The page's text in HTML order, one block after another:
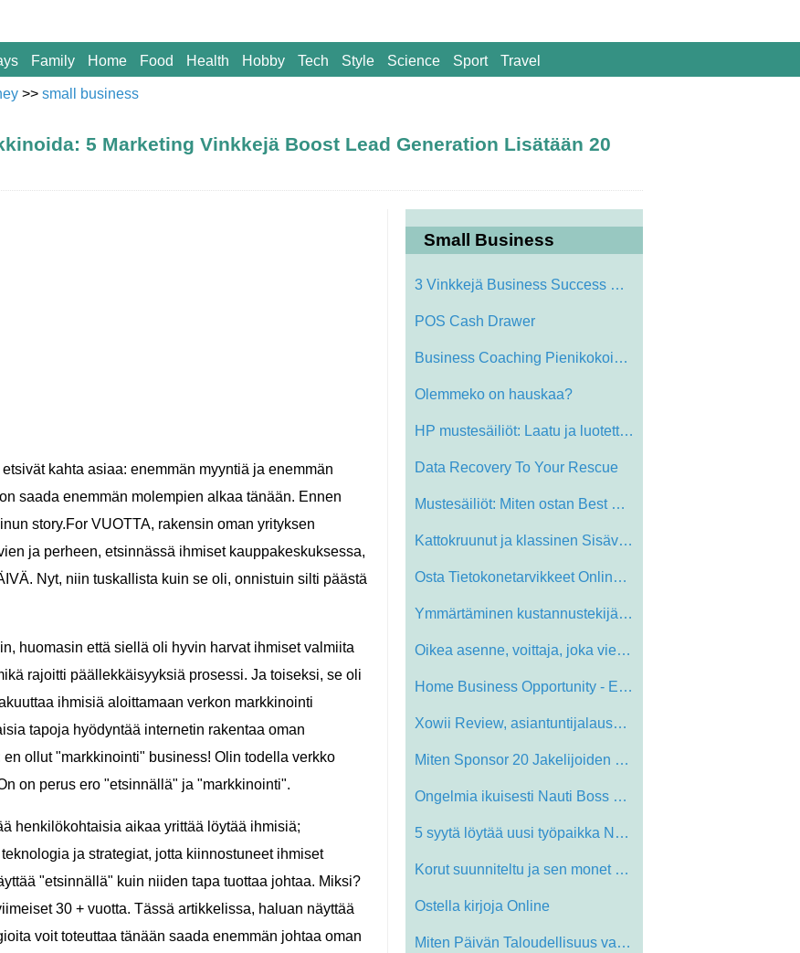
Family Home Food Health Hobby Tech Style Science Sport Travel
>> small business
5 Marketing Vinkkejä Boost Lead Generation Lisätään 20
kahta asiaa: enemmän myyntiä ja enemmän
saada enemmän molempien alkaa tänään. Ennen
story.For VUOTTA, rakensin oman yrityksen
ja perheen, etsinnässä ihmiset kauppakeskuksessa,
Nyt, niin tuskallista kuin se oli, onnistuin silti päästä
huomasin että siellä oli hyvin harvat ihmiset valmiita
rajoitti päällekkäisyyksiä prosessi. Ja toiseksi, se oli
ihmisiä aloittamaan verkon markkinointi
​​tapoja hyödyntää internetin rakentaa oman
ollut "markkinointi" business! Olin todella verkko
on perus ero "etsinnällä" ja "markkinointi".
henkilökohtaisia ​​aikaa yrittää löytää ihmisiä;
ja strategiat, jotta kiinnostuneet ihmiset
"etsinnällä" kuin niiden tapa tuottaa johtaa. Miksi?
30 + vuotta. Tässä artikkelissa, haluan näyttää
voit toteuttaa tänään saada enemmän johtaa oman
Small Business
3 Vinkkejä Business Success Against All…
POS Cash Drawer
Business Coaching Pienikokoisten Busines…
Olemmeko on hauskaa?
HP mustesäiliöt: Laatu ja luotettavuus…
Data Recovery To Your Rescue
Mustesäiliöt: Miten ostan Best Value T…
Kattokruunut ja klassinen Sisävalaistus…
Osta Tietokonetarvikkeet Online India
Ymmärtäminen kustannustekijät Pieni B…
Oikea asenne, voittaja, joka vie IT All
Home Business Opportunity - Edut ja Best…
Xowii Review, asiantuntijalausunnon Mite…
Miten Sponsor 20 Jakelijoiden kuukausitt…
Ongelmia ikuisesti Nauti Boss valtion He…
5 syytä löytää uusi työpaikka New Y…
Korut suunniteltu ja sen monet kasvot
Ostella kirjoja Online
Miten Päivän Taloudellisuus vaikuttava…